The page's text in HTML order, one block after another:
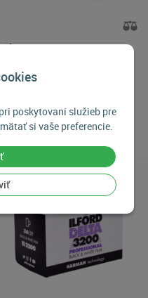
poskytovaní služieb pre
si vaše preferencie.
Ilford SFX 200 135-36
negatívny film
Skladom 2-3 kusy